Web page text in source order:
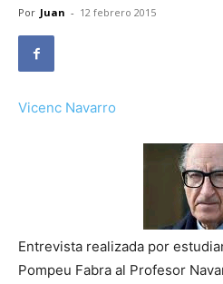
Por Juan - 12 febrero 2015
Vicenc Navarro
Entrevista realizada por
Pompeu Fabra al Profesor